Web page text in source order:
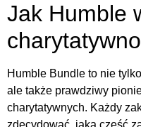
Jak Humble
Humble Bundle to nie
ale także prawdziwy
charytatywnych. Każdy